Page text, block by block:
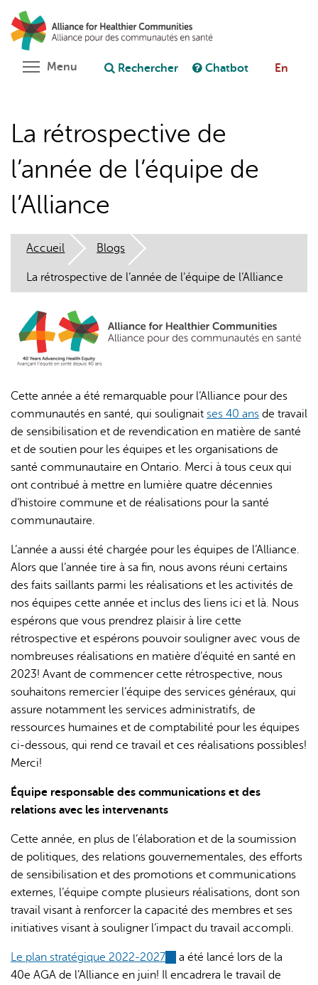
Aller
au
contenu
principal
Poser une question au chatbot
L'IA peut afficher des informations incorrectes, veuillez donc
vérifier toute réponse.
Menu Toggle menu visibility
Rechercher Chatbot En
La rétrospective de
l’année de l’équipe de
l’Alliance
Accueil Blogs
La rétrospective de l’année de l’équipe de l’Alliance
Cette année a été remarquable pour l’Alliance pour des
communautés en santé, qui soulignait ses 40 ans de travail
de sensibilisation et de revendication en matière de santé
et de soutien pour les équipes et les organisations de
santé communautaire en Ontario. Merci à tous ceux qui
ont contribué à mettre en lumière quatre décennies
d’histoire commune et de réalisations pour la santé
communautaire.
L’année a aussi été chargée pour les équipes de l’Alliance.
Alors que l’année tire à sa fin, nous avons réuni certains
des faits saillants parmi les réalisations et les activités de
nos équipes cette année et inclus des liens ici et là. Nous
espérons que vous prendrez plaisir à lire cette
rétrospective et espérons pouvoir souligner avec vous de
nombreuses réalisations en matière d’équité en santé en
2023! Avant de commencer cette rétrospective, nous
souhaitons remercier l’équipe des services généraux, qui
assure notamment les services administratifs, de
ressources humaines et de comptabilité pour les équipes
ci-dessous, qui rend ce travail et ces réalisations possibles!
Merci!
Équipe responsable des communications et des
relations avec les intervenants
Cette année, en plus de l’élaboration et de la soumission
de politiques, des relations gouvernementales, des efforts
de sensibilisation et des promotions et communications
externes, l’équipe compte plusieurs réalisations, dont son
travail visant à renforcer la capacité des membres et ses
initiatives visant à souligner l’impact du travail accompli.
Le plan stratégique 2022-2027 (link
is
a été lancé lors de la
40e AGA de l’Alliance en juin! Il encadrera le travail de